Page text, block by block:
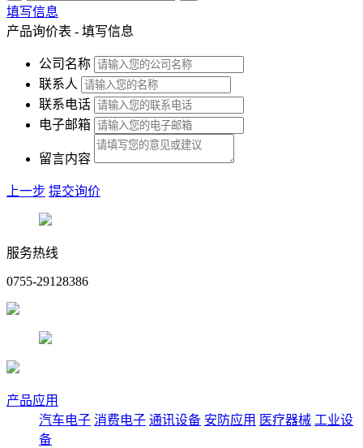
填写信息
产品询价表 - 填写信息
公司名称
联系人
联系电话
电子邮箱
留言内容
上一步 提交询价
服务热线
0755-29128386
产品应用
汽车电子 消费电子 通讯设备 安防应用 医疗器械 工业设
备